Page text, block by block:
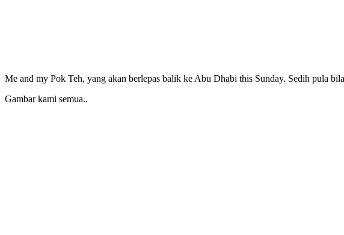
Me and my Pok Teh, yang akan berlepas balik ke Abu Dhabi this Sunday. Sedih pula
Gambar kami semua..